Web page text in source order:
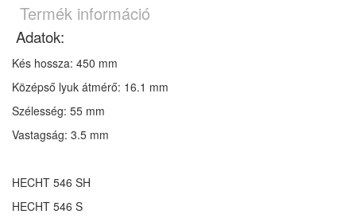
Termék információ
Adatok:
Kés hossza: 450 mm
Középső lyuk átmérő: 16.1 mm
Szélesség: 55 mm
Vastagság: 3.5 mm
HECHT 546 SH
HECHT 546 S